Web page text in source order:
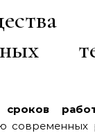
сроков